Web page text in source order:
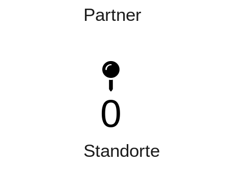
Partner
0
Standorte